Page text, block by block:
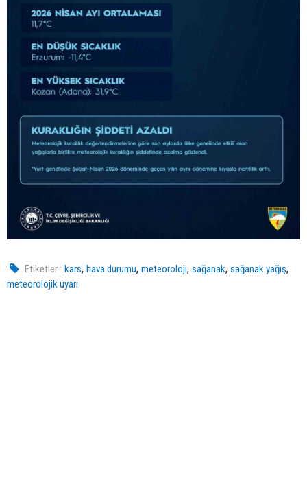
Etiketler : kars,hava durumu,meteoroloji,sağanak,sağanak yağış,
meteorolojik uyarı